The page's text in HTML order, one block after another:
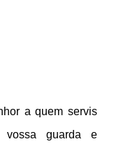
a quem servis
vossa guarda e